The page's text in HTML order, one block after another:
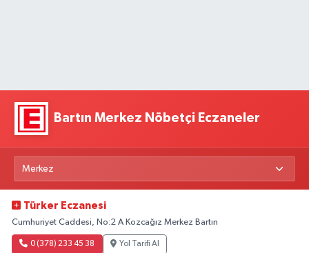
Bartın Merkez Nöbetçi Eczaneler
Türker Eczanesi
Cumhuriyet Caddesi, No:2 A Kozcağız Merkez Bartın
0 (378) 233 45 38 Yol Tarifi Al